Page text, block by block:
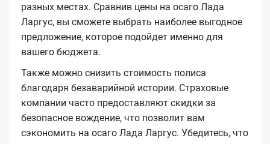
разных местах. Сравнив цены на осаго Лада
Ларгус, вы сможете выбрать наиболее выгодное
предложение, которое подойдет именно для
вашего бюджета.
Также можно снизить стоимость полиса
благодаря безаварийной истории. Страховые
компании часто предоставляют скидки за
безопасное вождение, что позволит вам
сэкономить на осаго Лада Ларгус. Убедитесь, что